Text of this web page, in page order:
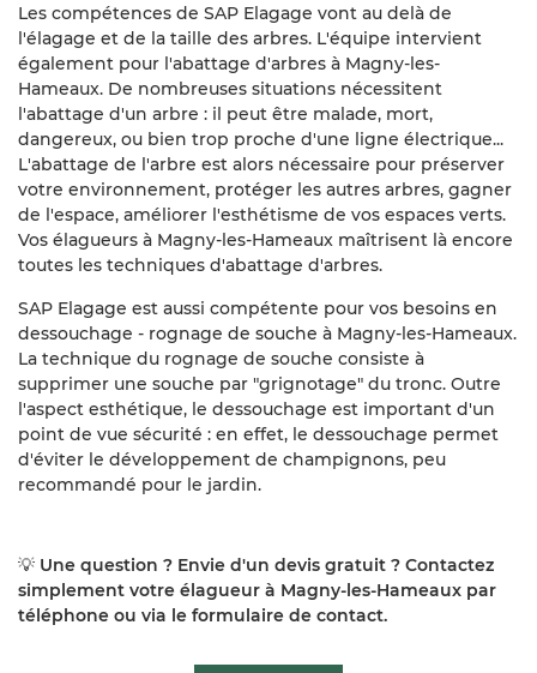
Élagage
d’arbre
Abattage
de patrimoine arboré
Avis
Contact
RESTEZ
INSCRIPTION
REJOIGNEZ-
Les compétences de SAP Elagage vont au delà de
l'élagage et de la taille des arbres. L'équipe intervient
également pour l'abattage d'arbres à Magny-les-
Hameaux. De nombreuses situations nécessitent
l'abattage d'un arbre : il peut être malade, mort,
dangereux, ou bien trop proche d'une ligne électrique...
L'abattage de l'arbre est alors nécessaire pour préserver
votre environnement, protéger les autres arbres, gagner
de l'espace, améliorer l'esthétisme de vos espaces verts.
Vos élagueurs à Magny-les-Hameaux maîtrisent là encore
toutes les techniques d'abattage d'arbres.
SAP Elagage est aussi compétente pour vos besoins en
dessouchage - rognage de souche à Magny-les-Hameaux.
La technique du rognage de souche consiste à
supprimer une souche par "grignotage" du tronc. Outre
l'aspect esthétique, le dessouchage est important d'un
point de vue sécurité : en effet, le dessouchage permet
d'éviter le développement de champignons, peu
recommandé pour le jardin.
💡 Une question ? Envie d'un devis gratuit ? Contactez
simplement votre élagueur à Magny-les-Hameaux par
téléphone ou via le formulaire de contact.